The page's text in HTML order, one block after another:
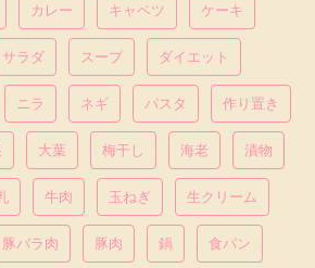
カレー キャベツ ケーキ
サラダ スープ ダイエット
ニラ ネギ パスタ 作り置き
大葉 梅干し 海老 漬物
牛肉 玉ねぎ 生クリーム
豚バラ肉 豚肉 鍋 食パン